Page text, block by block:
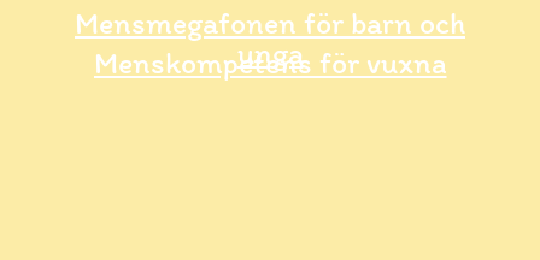
Mensmegafonen för barn och
unga
Menskompetens för vuxna